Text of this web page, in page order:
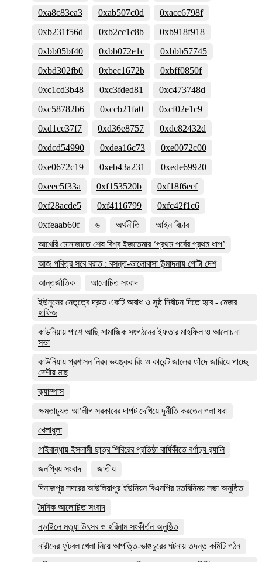
0xa8c83ea3
0xab507c0d
0xacc6798f
0xb231f56d
0xb2cc1c8b
0xb918f918
0xbb05bf40
0xbb072e1c
0xbbb57745
0xbd302fb0
0xbec1672b
0xbff0850f
0xc1cd3b48
0xc3fded81
0xc473748d
0xc58782b6
0xccb21fa0
0xcf02e1c9
0xd1cc37f7
0xd36e8757
0xdc82432d
0xdcd54990
0xdea16c73
0xe0072c00
0xe0672c19
0xeb43a231
0xede69920
0xeec5f33a
0xf153520b
0xf18f6eef
0xf28acde5
0xf4116799
0xfc42f1c6
0xfeaab60f
৬ অর্থনীতি
আইন বিচার
আখেরি মোনাজাতে শেষ বিশ্ব ইজতেমার ‘প্রথম পর্বের প্রথম ধাপ’
আজ পবিত্র সবে বরাত : বসন্ত-ভালোবাসা উন্মাদনায় গোটা দেশ
আন্তর্জাতিক
আলোচিত সংবাদ
ইউনুসের নেতৃত্বে দ্রুত একটি অবাধ ও সুষ্ঠ নির্বাচন দিতে হবে - মেজর
হাফিজ
কাউনিয়ায় পাশে আছি সামাজিক সংগঠনের ইফতার মাহফিল ও আলোচনা
সভা
কাউনিয়ায় প্রশাসন নিরব ভয়ঙ্কর রিং ও কারেন্ট জালের ফাঁদে জারিয়ে পাচ্ছে
দেশীয় মাছ
ক্যাম্পাস
ক্ষমতাচ্যুত আ’লীগ সরকারের দাপট দেখিয়ে দূর্নীতি করতেন গলা ধরা
খেলাধুলা
গাইবান্ধায় ইসলামী ছাত্র শিবিরের প্রতিষ্ঠা বার্ষিকীতে বর্ণাঢ্য র‌্যালি
জনপ্রিয় সংবাদ
জাতীয়
দিনাজপুর সদরের আউলিয়াপুর ইউনিয়ন বিএনপির মতবিনিময় সভা অনুষ্ঠিত
দৈনিক আলোচিত সংবাদ
নড়াইলে মতুয়া উৎসব ও হরিনাম সংকীর্তন অনুষ্ঠিত
নারীদের ফুটবল খেলা নিয়ে আপত্তি-ভাঙচুরের ঘটনায় তদন্ত কমিটি গঠন